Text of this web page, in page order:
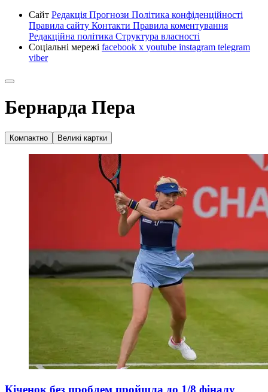
Сайт Редакція Прогнози Політика конфіденційності
Правила сайту Контакти Правила коментування
Редакційна політика Структура власності
Соціальні мережі facebook x youtube instagram telegram
viber
Бернарда Пера
Компактно Великі картки
Кіченок без проблем пройшла до 1/8 фіналу